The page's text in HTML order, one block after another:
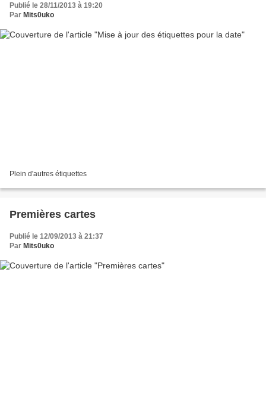
Publié le 28/11/2013 à 19:20
Par Mits0uko
Plein d'autres étiquettes
Premières cartes
Publié le 12/09/2013 à 21:37
Par Mits0uko